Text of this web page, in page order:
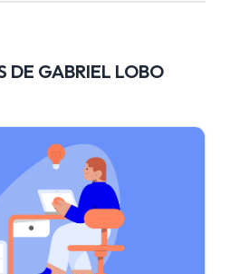
DE GABRIEL LOBO